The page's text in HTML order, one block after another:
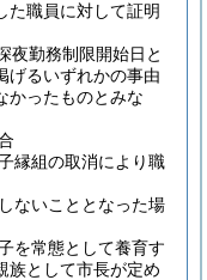
た職員に対して証明
夜勤務制限開始日と
げるいずれかの事由
かったものとみな
縁組の取消により職
ないこととなった場
を常態として養育す
族として市長が定め